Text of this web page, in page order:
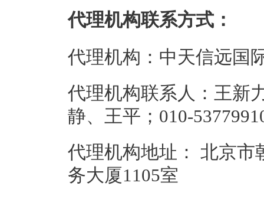
代理机构联系方式：
代理机构：中天信远国
代理机构联系人：王新
静、王平；010-
代理机构地址： 北京市
务大厦1105室